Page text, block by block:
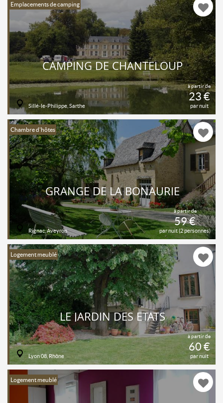
Emplacements de camping
à partir de
23 €
par nuit
CAMPING DE CHANTELOUP
Sillé-le-Philippe, Sarthe
Chambre d'hôtes
à partir de
59 €
par nuit (2 personnes)
GRANGE DE LA BONAURIE
Rignac, Aveyron
Logement meublé
à partir de
60 €
par nuit
LE JARDIN DES ETATS
Lyon 08, Rhône
Logement meublé